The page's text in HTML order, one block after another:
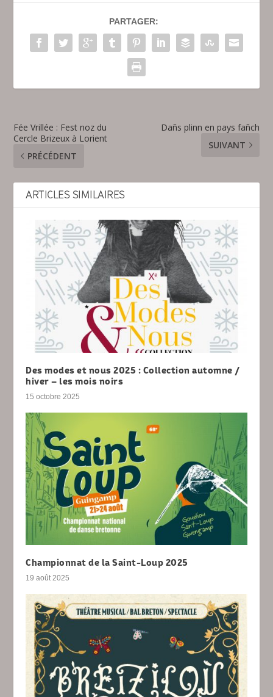
PARTAGER:
Fée Vrillée : Fest noz du
Cercle Brizeux à Lorient
PRÉCÉDENT
Dañs plinn en pays fañch
SUIVANT
ARTICLES SIMILAIRES
Des modes et nous 2025 : Collection automne /
hiver – les mois noirs
15 octobre 2025
Championnat de la Saint-Loup 2025
19 août 2025